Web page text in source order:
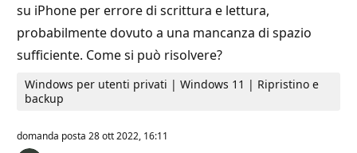
su iPhone per errore di scrittura e lettura,
probabilmente dovuto a una mancanza di spazio
sufficiente. Come si può risolvere?
Windows per utenti privati | Windows 11 | Ripristino e
backup
domanda posta 28 ott 2022, 16:11